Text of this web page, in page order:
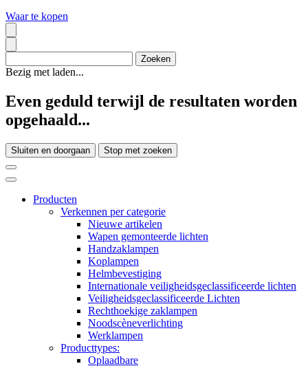
Waar te kopen
Bezig met laden...
Even geduld terwijl de resultaten worden
opgehaald...
Sluiten en doorgaan Stop met zoeken
Producten
Verkennen per categorie
Nieuwe artikelen
Wapen gemonteerde lichten
Handzaklampen
Koplampen
Helmbevestiging
Internationale veiligheidsgeclassificeerde lichten
Veiligheidsgeclassificeerde Lichten
Rechthoekige zaklampen
Noodscèneverlichting
Werklampen
Producttypes:
Oplaadbare